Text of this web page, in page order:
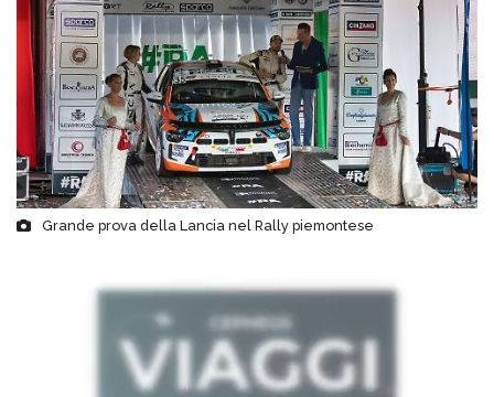
Grande prova della Lancia nel Rally piemontese